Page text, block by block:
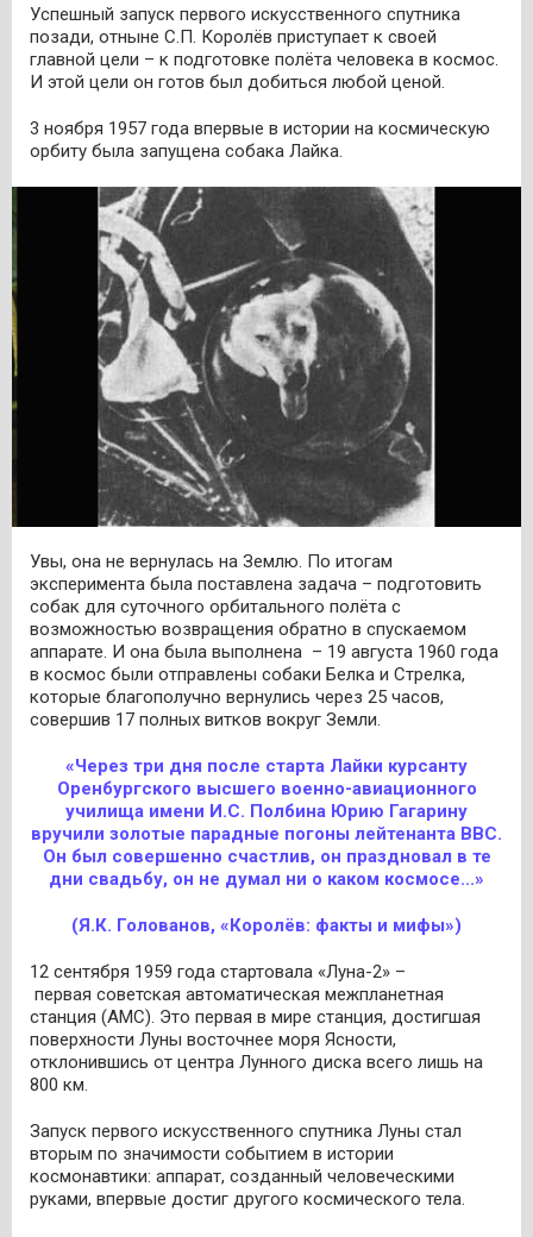
Успешный запуск первого искусственного спутника
позади, отныне С.П. Королёв приступает к своей
главной цели – к подготовке полёта человека в космос.
И этой цели он готов был добиться любой ценой.
3 ноября 1957 года впервые в истории на космическую
орбиту была запущена собака Лайка.
Увы, она не вернулась на Землю. По итогам
эксперимента была поставлена задача – подготовить
собак для суточного орбитального полёта с
возможностью возвращения обратно в спускаемом
аппарате. И она была выполнена – 19 августа 1960 года
в космос были отправлены собаки Белка и Стрелка,
которые благополучно вернулись через 25 часов,
совершив 17 полных витков вокруг Земли.
«Через три дня после старта Лайки курсанту
Оренбургского высшего военно-авиационного
училища имени И.С. Полбина Юрию Гагарину
вручили золотые парадные погоны лейтенанта ВВС.
Он был совершенно счастлив, он праздновал в те
дни свадьбу, он не думал ни о каком космосе...»
(Я.К. Голованов, «Королёв: факты и мифы»)
12 сентября 1959 года стартовала «Луна-2» –
первая советская автоматическая межпланетная
станция (АМС). Это первая в мире станция, достигшая
поверхности Луны восточнее моря Ясности,
отклонившись от центра Лунного диска всего лишь на
800 км.
Запуск первого искусственного спутника Луны стал
вторым по значимости событием в истории
космонавтики: аппарат, созданный человеческими
руками, впервые достиг другого космического тела.